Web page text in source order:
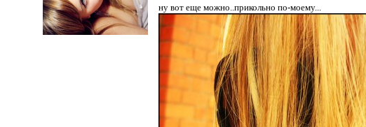
ну вот еще можно..прикольно по-моему...